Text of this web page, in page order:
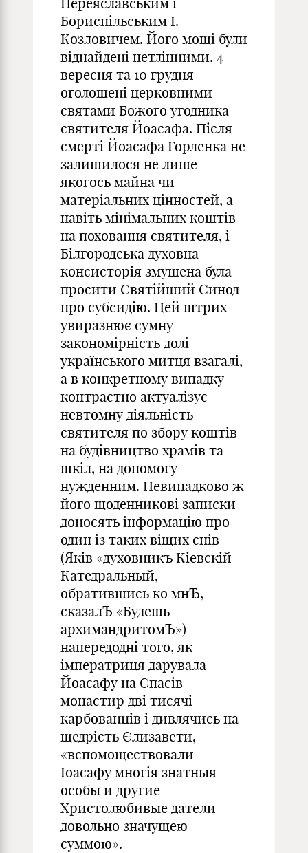
Бориспільським І.
Козловичем. Його мощі були
віднайдені нетлінними. 4
вересня та 10 грудня
оголошені церковними
святами Божого угодника
святителя Йоасафа. Після
смерті Йоасафа Горленка не
залишилося не лише
якогось майна чи
матеріальних цінностей, а
навіть мінімальних коштів
на поховання святителя, і
Білгородська духовна
консисторія змушена була
просити Святійший Синод
про субсидію. Цей штрих
увиразнює сумну
закономірність долі
українського митця взагалі,
а в конкретному випадку –
контрастно актуалізує
невтомну діяльність
святителя по збору коштів
на будівництво храмів та
шкіл, на допомогу
нужденним. Невипадково ж
його щоденникові записки
доносять інформацію про
один із таких віщих снів
(Яків «духовникъ Кiевскiй
Катедральный,
обратившись ко мнЂ,
сказалЪ «Будешь
архимандритомЪ»)
напередодні того, як
імператриця дарувала
Йоасафу на Спасів
монастир дві тисячі
карбованців і дивлячись на
щедрість Єлизавети,
«вспомоществовали
Іоасафу многія знатныя
особы и другие
Христолюбивые датели
довольно значущею
суммою».